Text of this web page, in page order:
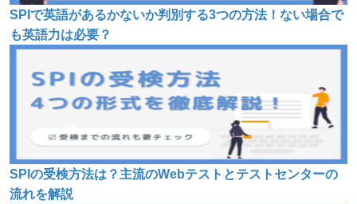
SPIで英語があるかないか判別する3つの方法！ない場合で
も英語力は必要？
SPIの受検方法は？主流のWebテストとテストセンターの
流れを解説